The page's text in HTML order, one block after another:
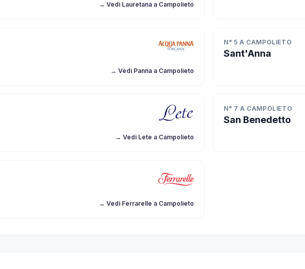
→ Vedi Lauretana a Campolieto
→ Vedi Panna a Campolieto
N° 5 A CAMPOLIETO
Sant'Anna
→ Vedi Lete a Campolieto
N° 7 A CAMPOLIETO
San Benedetto
→ Vedi Ferrarelle a Campolieto